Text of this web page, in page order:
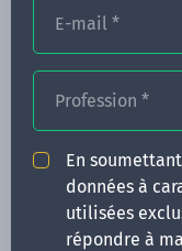
E-mail *
Profession *
En
données à
utilisées
répondre à
NOS FORMATEURS
ACTUALITÉS
INFOS PRATIQUES
Qui sommes-nous ?